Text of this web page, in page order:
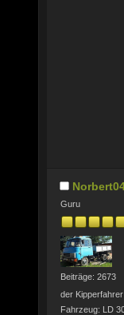
Guru
Beiträge: 2673
der Kipperfahrer
Fahrzeug: LD